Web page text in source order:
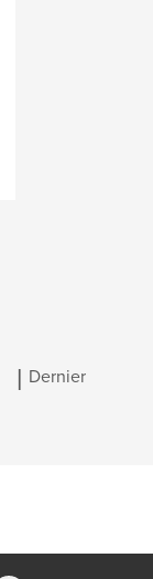
| Dernier